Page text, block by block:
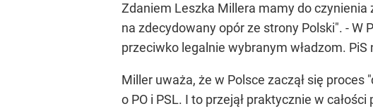
Zdaniem Leszka Millera mamy do
na zdecydowany opór ze strony Polski". -
przeciwko legalnie wybranym władzom.
Miller uważa, że w Polsce zaczął się
o PO i PSL. I to przejął praktycznie w